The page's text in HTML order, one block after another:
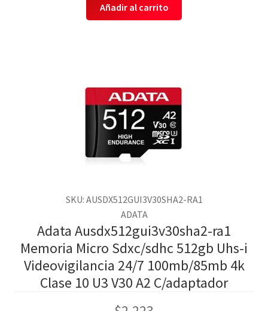
Añadir al carrito
SKU: AUSDX512GUI3V30SHA2-RA1
ADATA
Adata Ausdx512gui3v30sha2-ra1
Memoria Micro Sdxc/sdhc 512gb Uhs-i
Videovigilancia 24/7 100mb/85mb 4k
Clase 10 U3 V30 A2 C/adaptador